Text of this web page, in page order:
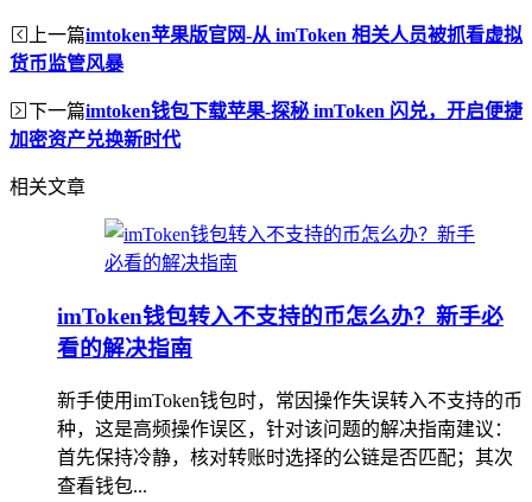
上一篇imtoken苹果版官网-从 imToken 相关人员被抓看虚拟
货币监管风暴
下一篇imtoken钱包下载苹果-探秘 imToken 闪兑，开启便捷
加密资产兑换新时代
相关文章
imToken钱包转入不支持的币怎么办？新手必
看的解决指南
新手使用imToken钱包时，常因操作失误转入不支持的币
种，这是高频操作误区，针对该问题的解决指南建议：
首先保持冷静，核对转账时选择的公链是否匹配；其次
查看钱包...